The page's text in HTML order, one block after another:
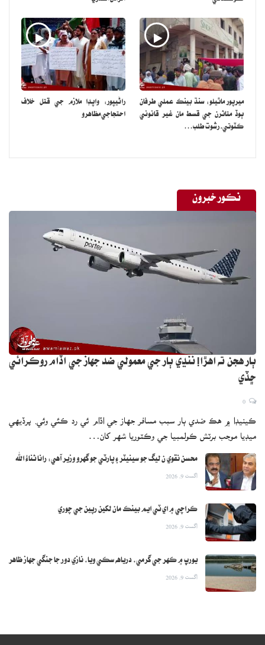
ميرپور ماٿيلو: سنڌ بينڪ عملي طرفان
ٻوڏ متاثرن جي قسط مان غير قانوني
ڪٽوتي، رشوت طلب…
راڻيپور: واپڊا ملازم جي قتل خلاف
احتجاجي مظاهرو
نڪور خبرون
ٻار هجن ته اهڙا! ننڍي ٻار جي معمولي ضد جهاز جي اڏام روڪرائي
ڇڏي
ڪينيڊا ۾ هڪ ضدي ٻار سبب مسافر جهاز جي اڏام ئي رد ڪئي وئي. پرڏيهي
ميڊيا موجب برٽش ڪولمبيا جي وڪٽوريا شهر کان…
محسن نقوي ن ليگ جو سينيٽر ۽ پارٽي جو گهرو وزير آهي: رانا ثناءُ الله
اگست 9, 2026
ڪراچي ۾ اي ٽي ايم بينڪ مان لکين رپين جي چوري
اگست 9, 2026
يورپ ۾ ڪهر جي گرمي، درياهه سڪي ويا، نازي دور جا جنگي جهاز ظاهر
اگست 9, 2026